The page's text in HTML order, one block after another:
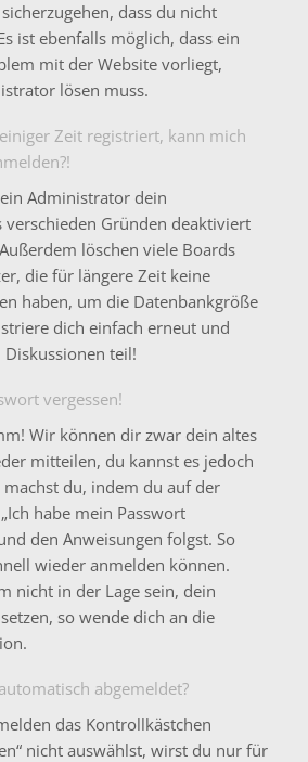
dass du nicht
ist ebenfalls möglich, dass ein
mit der Website vorliegt,
lösen muss.
Zeit registriert, kann mich
Administrator dein
verschieden Gründen deaktiviert
löschen viele Boards
die für längere Zeit keine
haben, um die Datenbankgröße
dich einfach erneut und
teil!
vergessen!
Wir können dir zwar dein altes
mitteilen, du kannst es jedoch
machst du, indem du auf der
habe mein Passwort
den Anweisungen folgst. So
wieder anmelden können.
nicht in der Lage sein, dein
so wende dich an die
abgemeldet?
das Kontrollkästchen
nicht auswählst, wirst du nur für